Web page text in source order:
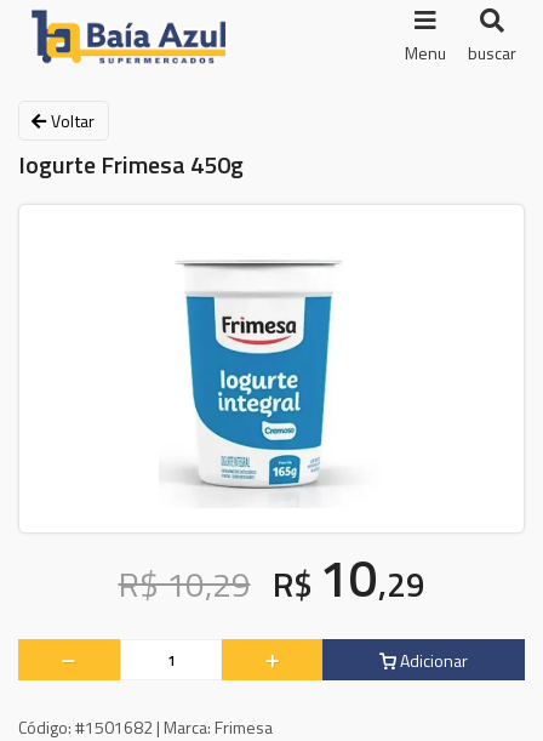
Menu buscar
Voltar
Iogurte Frimesa 450g
R$ 10,29 R$ 10,29
Adicionar
Código:#1501682 | Marca: Frimesa